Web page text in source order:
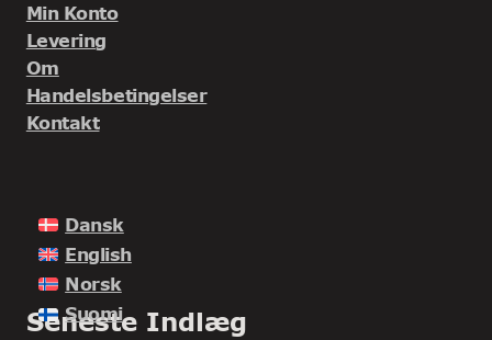
Min Konto
Levering
Om
Handelsbetingelser
Kontakt
Dansk
English
Norsk
Suomi
Seneste Indlæg